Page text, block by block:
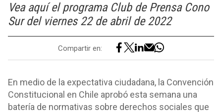
Vea aquí el programa Club de Prensa Cono
Sur del viernes 22 de abril de 2022
Compartir en:
En medio de la expectativa ciudadana, la Convención
Constitucional en Chile aprobó esta semana una
batería de normativas sobre derechos sociales que